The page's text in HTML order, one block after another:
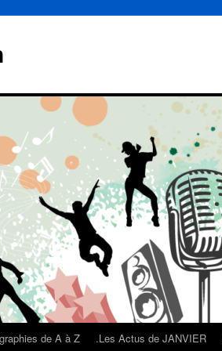
de A à Z .Les Actus de JANVIER